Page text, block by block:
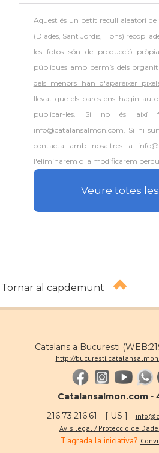
Aquest és un petit recull aleatori de
(Diades, Sant Jordis, Tions)
les fotos són de producció
públiques amb permís dels
dels menors han d'aparèixer
llevat que els pares ens hagin
publicar-les. Si no és així
info@catalansalmon.com. Si hi
contacta amb nosaltres a
l'eliminarem o la modificarem
Veure totes
Tornar al capdemunt
Catalans a Bucuresti
http://
Catalansalmon.com -
216.73.216.61 - [ US ] -
Avís legal / Protecció de
T'agrada la iniciativa?